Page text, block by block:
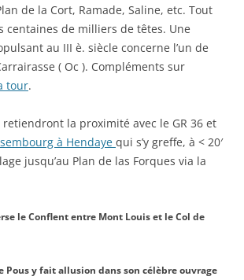
de la Cort, Ramade, Saline, etc. Tout
centaines de milliers de têtes. Une
au III è. siècle concerne l’un de
( Oc ). Compléments sur
tour.
la proximité avec le GR 36 et
à Hendaye qui s’y greffe, à < 20′
jusqu’au Plan de las Forques via la
le Conflent entre Mont Louis et le Col de
Pous y fait allusion dans son célèbre ouvrage